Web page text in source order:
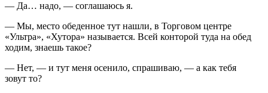
— Да… надо, — соглашаюсь я.
— Мы, место обеденное тут нашли, в Торговом центре
«Ультра», «Хутора» называется. Всей конторой туда на обед
ходим, знаешь такое?
— Нет, — и тут меня осенило, спрашиваю, — а как тебя
зовут то?